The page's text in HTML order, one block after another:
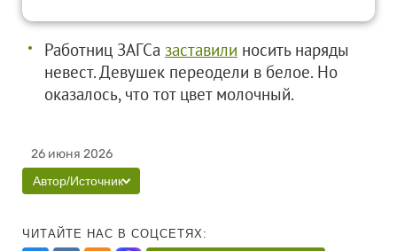
Работниц ЗАГСа заставили носить наряды
невест. Девушек переодели в белое. Но
оказалось, что тот цвет молочный.
26 июня 2026
Автор/Источник
ЧИТАЙТЕ НАС В СОЦСЕТЯХ: